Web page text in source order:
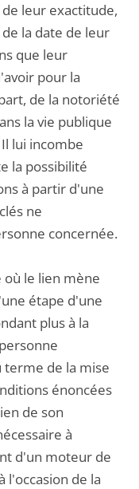
leur exactitude,
la date de leur
que leur
pour la
de la notoriété
la vie publique
lui incombe
la possibilité
à partir d'une
ne
concernée.
le lien mène
étape d'une
plus à la
terme de la mise
énoncées
de son
à
d'un moteur de
l'occasion de la